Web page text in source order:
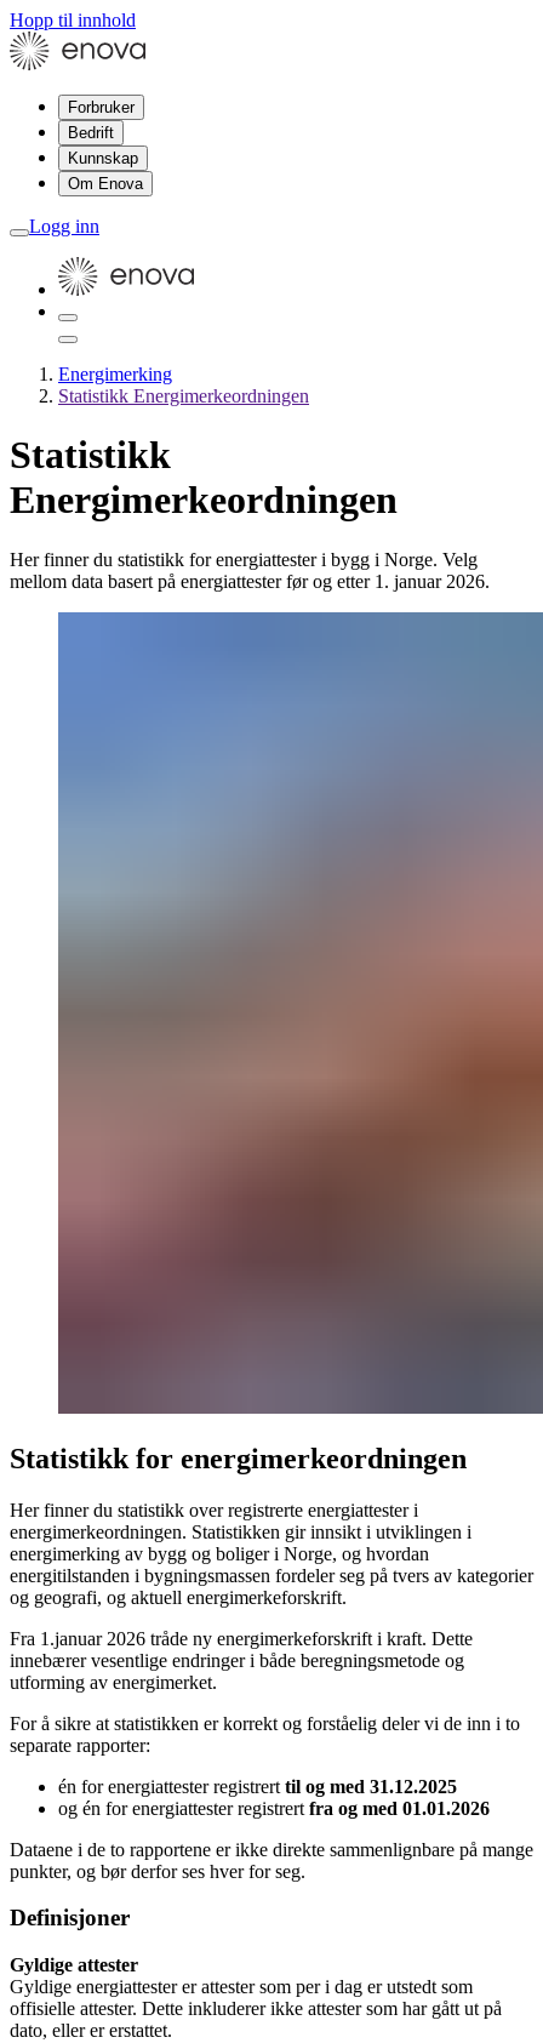
Hopp til innhold
Forbruker
Bedrift
Kunnskap
Om Enova
Logg inn
Energimerking
Statistikk Energimerkeordningen
Statistikk
Energimerkeordningen
Her finner du statistikk for energiattester i bygg i Norge. Velg
mellom data basert på energiattester før og etter 1. januar 2026.
Statistikk for energimerkeordningen
Her finner du statistikk over registrerte energiattester i
energimerkeordningen. Statistikken gir innsikt i utviklingen i
energimerking av bygg og boliger i Norge, og hvordan
energitilstanden i bygningsmassen fordeler seg på tvers av kategorier
og geografi, og aktuell energimerkeforskrift.
Fra 1.januar 2026 tråde ny energimerkeforskrift i kraft. Dette
innebærer vesentlige endringer i både beregningsmetode og
utforming av energimerket.
For å sikre at statistikken er korrekt og forståelig deler vi de inn i to
separate rapporter:
én for energiattester registrert til og med 31.12.2025
og én for energiattester registrert fra og med 01.01.2026
Dataene i de to rapportene er ikke direkte sammenlignbare på mange
punkter, og bør derfor ses hver for seg.
Definisjoner
Gyldige attester
Gyldige energiattester er attester som per i dag er utstedt som
offisielle attester. Dette inkluderer ikke attester som har gått ut på
dato, eller er erstattet.